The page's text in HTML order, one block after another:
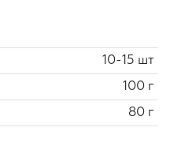
10-15 шт
100 г
80 г